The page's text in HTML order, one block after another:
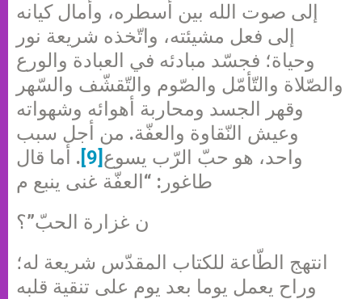
إلى صوت الله بين أسطره، وأمال كيانه
إلى فعل مشيئته، واتّخذه شريعة نور
وحياة؛ فجسّد مبادئه في العبادة والورع
والصّلاة والتّأمّل والصّوم والتّقشّف والسّهر
وقهر الجسد ومحاربة أهوائه وشهواته
وعيش النّقاوة والعفّة. من أجل سبب
واحد، هو حبّ الرّب يسوع [9]
. أما قال
طاغور: “العفّة غنى ينبع م
ن غزارة الحبّ”؟
انتهج الطّاعة للكتاب المقدّس شريعة له؛
وراح يعمل يوما بعد يوم على تنقية قلبه